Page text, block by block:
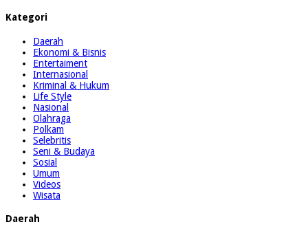
Kategori
Daerah
Ekonomi & Bisnis
Entertaiment
Internasional
Kriminal & Hukum
Life Style
Nasional
Olahraga
Polkam
Selebritis
Seni & Budaya
Sosial
Umum
Videos
Wisata
Daerah